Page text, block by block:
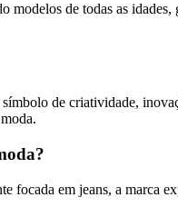
de todas as
de criatividade,
em jeans, a marca